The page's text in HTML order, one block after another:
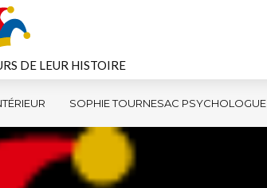
DE LEUR HISTOIRE
SOPHIE TOURNESAC PSYCHOLOGUE